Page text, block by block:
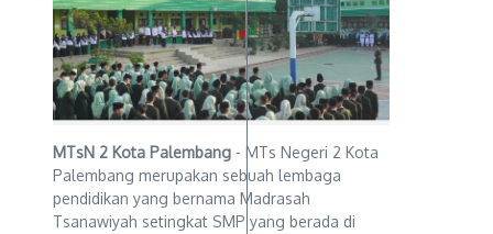
MTsN 2 Kota Palembang - MTs Negeri 2 Kota
Palembang merupakan sebuah lembaga
pendidikan yang bernama Madrasah
Tsanawiyah setingkat SMP yang berada di